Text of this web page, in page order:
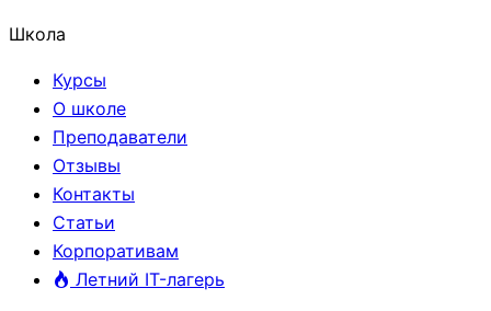
Школа
Курсы
О школе
Преподаватели
Отзывы
Контакты
Статьи
Корпоративам
Летний IT-лагерь